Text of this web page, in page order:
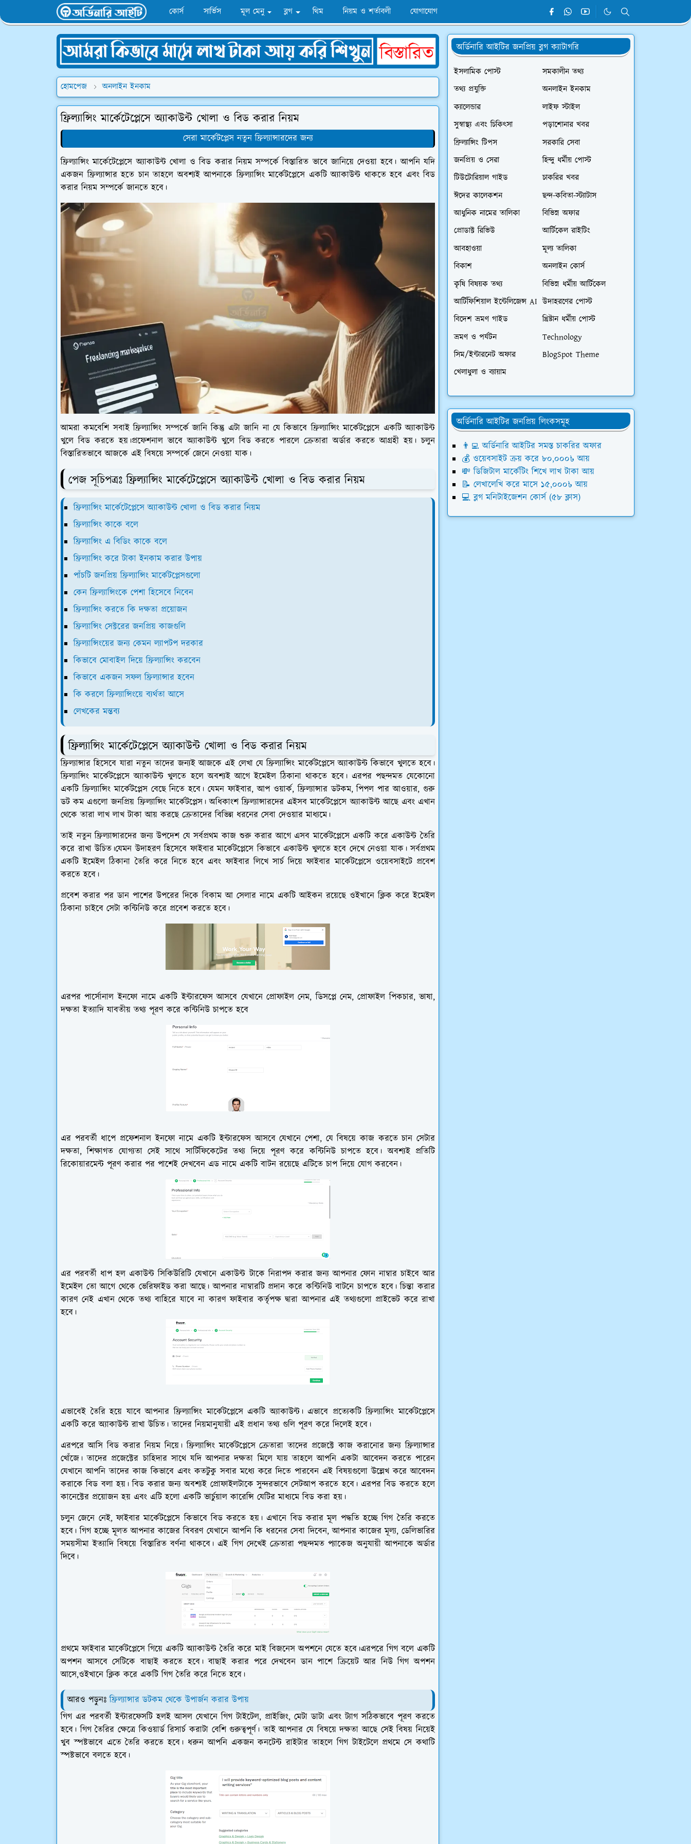
কোর্স সার্ভিস মূল মেনু ব্লগ থিম নিয়ম ও শর্তাবলী যোগাযোগ
হোমপেজ অনলাইন ইনকাম
ফ্রিল্যান্সিং মার্কেটেপ্লেসে অ্যাকাউন্ট খোলা ও বিড করার নিয়ম
সেরা মার্কেটপ্লেস নতুন ফ্রিল্যান্সারদের জন্য
ফ্রিল্যান্সিং মার্কেটেপ্লেসে অ্যাকাউন্ট খোলা ও বিড করার নিয়ম সম্পর্কে বিস্তারিত ভাবে জানিয়ে দেওয়া হবে। আপনি যদি
একজন ফ্রিল্যান্সার হতে চান তাহলে অবশ্যই আপনাকে ফ্রিল্যান্সিং মার্কেটপ্লেসে একটি অ্যাকাউন্ট থাকতে হবে এবং বিড
করার নিয়ম সম্পর্কে জানতে হবে।
আমরা কমবেশি সবাই ফ্রিল্যান্সিং সম্পর্কে জানি কিন্তু এটা জানি না যে কিভাবে ফ্রিল্যান্সিং মার্কেটপ্লেসে একটি অ্যাকাউন্ট
খুলে বিড করতে হয়।প্রফেশনাল ভাবে অ্যাকাউন্ট খুলে বিড করতে পারলে ক্রেতারা অর্ডার করতে আগ্রহী হয়। চলুন
বিস্তারিতভাবে আজকে এই বিষয়ে সম্পর্কে জেনে নেওয়া যাক।
পেজ সূচিপত্রঃ ফ্রিল্যান্সিং মার্কেটেপ্লেসে অ্যাকাউন্ট খোলা ও বিড করার নিয়ম
ফ্রিল্যান্সিং মার্কেটেপ্লেসে অ্যাকাউন্ট খোলা ও বিড করার নিয়ম
ফ্রিল্যান্সিং কাকে বলে
ফ্রিল্যান্সিং এ বিডিং কাকে বলে
ফ্রিল্যান্সিং করে টাকা ইনকাম করার উপায়
পাঁচটি জনপ্রিয় ফ্রিল্যান্সিং মার্কেটপ্লেসগুলো
কেন ফ্রিল্যান্সিংকে পেশা হিসেবে নিবেন
ফ্রিল্যান্সিং করতে কি দক্ষতা প্রয়োজন
ফ্রিল্যান্সিং সেক্টরের জনপ্রিয় কাজগুলি
ফ্রিল্যান্সিংয়ের জন্য কেমন ল্যাপটপ দরকার
কিভাবে মোবাইল দিয়ে ফ্রিল্যান্সিং করবেন
কিভাবে একজন সফল ফ্রিল্যান্সার হবেন
কি করলে ফ্রিল্যান্সিংয়ে ব্যর্থতা আসে
লেখকের মন্তব্য
ফ্রিল্যান্সিং মার্কেটেপ্লেসে অ্যাকাউন্ট খোলা ও বিড করার নিয়ম
ফ্রিল্যান্সার হিসেবে যারা নতুন তাদের জন্যই আজকে এই লেখা যে ফ্রিল্যান্সিং মার্কেটপ্লেসে অ্যাকাউন্ট কিভাবে খুলতে হবে।
ফ্রিল্যান্সিং মার্কেটপ্লেসে অ্যাকাউন্ট খুলতে হলে অবশ্যই আগে ইমেইল ঠিকানা থাকতে হবে। এরপর পছন্দমত যেকোনো
একটি ফ্রিল্যান্সিং মার্কেটপ্লেস বেছে নিতে হবে। যেমন ফাইবার, আপ ওয়ার্ক, ফ্রিল্যান্সার ডটকম, পিপল পার আওয়ার, গুরু
ডট কম এগুলো জনপ্রিয় ফ্রিল্যান্সিং মার্কেটপ্লেস। অধিকাংশ ফ্রিল্যান্সারদের এইসব মার্কেটপ্লেসে অ্যাকাউন্ট আছে এবং এখান
থেকে তারা লাখ লাখ টাকা আয় করছে ক্রেতাদের বিভিন্ন ধরনের সেবা দেওয়ার মাধ্যমে।
তাই নতুন ফ্রিল্যান্সারদের জন্য উপদেশ যে সর্বপ্রথম কাজ শুরু করার আগে এসব মার্কেটপ্লেসে একটি করে একাউন্ট তৈরি
করে রাখা উচিত।যেমন উদাহরণ হিসেবে ফাইবার মার্কেটপ্লেসে কিভাবে একাউন্ট খুলতে হবে দেখে নেওয়া যাক। সর্বপ্রথম
একটি ইমেইল ঠিকানা তৈরি করে নিতে হবে এবং ফাইবার লিখে সার্চ দিয়ে ফাইবার মার্কেটপ্লেসে ওয়েবসাইটে প্রবেশ
করতে হবে।
প্রবেশ করার পর ডান পাশের উপরের দিকে বিকাম আ সেলার নামে একটি আইকন রয়েছে ওইখানে ক্লিক করে ইমেইল
ঠিকানা চাইবে সেটা কন্টিনিউ করে প্রবেশ করতে হবে।
এরপর পার্সোনাল ইনফো নামে একটি ইন্টারফেস আসবে যেখানে প্রোফাইল নেম, ডিসপ্লে নেম, প্রোফাইল পিকচার, ভাষা,
দক্ষতা ইত্যাদি যাবতীয় তথ্য পূরণ করে কন্টিনিউ চাপতে হবে
এর পরবর্তী ধাপে প্রফেশনাল ইনফো নামে একটি ইন্টারফেস আসবে যেখানে পেশা, যে বিষয়ে কাজ করতে চান সেটার
দক্ষতা, শিক্ষাগত যোগ্যতা সেই সাথে সার্টিফিকেটের তথ্য দিয়ে পূরণ করে কন্টিনিউ চাপতে হবে। অবশ্যই প্রতিটি
রিকোয়ারমেন্ট পূরণ করার পর পাশেই দেখবেন এড নামে একটি বাটন রয়েছে এটিতে চাপ দিয়ে যোগ করবেন।
এর পরবর্তী ধাপ হল একাউন্ট সিকিউরিটি যেখানে একাউন্ট টাকে নিরাপদ করার জন্য আপনার ফোন নাম্বার চাইবে আর
ইমেইল তো আগে থেকে ভেরিফাইড করা আছে। আপনার নাম্বারটি প্রদান করে কন্টিনিউ বাটনে চাপতে হবে। চিন্তা করার
কারণ নেই এখান থেকে তথ্য বাহিরে যাবে না কারণ ফাইবার কর্তৃপক্ষ দ্বারা আপনার এই তথ্যগুলো প্রাইভেট করে রাখা
হবে।
এভাবেই তৈরি হয়ে যাবে আপনার ফ্রিল্যান্সিং মার্কেটপ্লেসে একটি অ্যাকাউন্ট। এভাবে প্রত্যেকটি ফ্রিল্যান্সিং মার্কেটপ্লেসে
একটি করে অ্যাকাউন্ট রাখা উচিত। তাদের নিয়মানুযায়ী এই প্রধান তথ্য গুলি পূরণ করে দিলেই হবে।
এরপরে আসি বিড করার নিয়ম নিয়ে। ফ্রিল্যান্সিং মার্কেটপ্লেসে ক্রেতারা তাদের প্রজেক্টে কাজ করানোর জন্য ফ্রিল্যান্সার
খোঁজে। তাদের প্রজেক্টের চাহিদার সাথে যদি আপনার দক্ষতা মিলে যায় তাহলে আপনি একটা আবেদন করতে পারেন
যেখানে আপনি তাদের কাজ কিভাবে এবং কতটুকু সবার মধ্যে করে দিতে পারবেন এই বিষয়গুলো উল্লেখ করে আবেদন
করাকে বিড বলা হয়। বিড করার জন্য অবশ্যই প্রোফাইলটাকে সুন্দরভাবে সেটআপ করতে হবে। এরপর বিড করতে হলে
কানেক্টের প্রয়োজন হয় এবং এটি হলো একটি ভার্চুয়াল কারেন্সি যেটির মাধ্যমে বিড করা হয়।
চলুন জেনে নেই, ফাইবার মার্কেটপ্লেসে কিভাবে বিড করতে হয়। এখানে বিড করার মূল পদ্ধতি হচ্ছে গিগ তৈরি করতে
হবে। গিগ হচ্ছে মূলত আপনার কাজের বিবরণ যেখানে আপনি কি ধরনের সেবা দিবেন, আপনার কাজের মূল্য, ডেলিভারির
সময়সীমা ইত্যাদি বিষয়ে বিস্তারিত বর্ণনা থাকবে। এই গিগ দেখেই ক্রেতারা পছন্দমত প্যাকেজ অনুযায়ী আপনাকে অর্ডার
দিবে।
প্রথমে ফাইবার মার্কেটপ্লেসে গিয়ে একটি অ্যাকাউন্ট তৈরি করে মাই বিজনেস অপশনে যেতে হবে।এরপরে গিগ বলে একটি
অপশন আসবে সেটিকে বাছাই করতে হবে। বাছাই করার পরে দেখবেন ডান পাশে ক্রিয়েট আর নিউ গিগ অপশন
আসে,ওইখানে ক্লিক করে একটি গিগ তৈরি করে নিতে হবে।
আরও পড়ুনঃফ্রিল্যান্সার ডটকম থেকে উপার্জন করার উপায়
গিগ এর পরবর্তী ইন্টারফেসটি হলই আসল যেখানে গিগ টাইটেল, প্রাইজিং, মেটা ডাটা এবং ট্যাগ সঠিকভাবে পূরণ করতে
হবে। গিগ তৈরির ক্ষেত্রে কিওয়ার্ড রিসার্চ করাটা বেশি গুরুত্বপূর্ণ। তাই আপনার যে বিষয়ে দক্ষতা আছে সেই বিষয় নিয়েই
খুব স্পষ্টভাবে এতে তৈরি করতে হবে। ধরুন আপনি একজন কনটেন্ট রাইটার তাহলে গিগ টাইটেলে প্রথমে সে কথাটি
স্পষ্টভাবে বলতে হবে।
অর্ডিনারি আইটির জনপ্রিয় ব্লগ ক্যাটাগরি
ইসলামিক পোস্ট
সমকালীন তথ্য
তথ্য প্রযুক্তি
অনলাইন ইনকাম
ক্যালেন্ডার
লাইফ স্টাইল
সুস্বাস্থ্য এবং চিকিৎসা
পড়াশোনার খবর
ফ্রিল্যান্সিং টিপস
সরকারি সেবা
জনপ্রিয় ও সেরা
হিন্দু ধর্মীয় পোস্ট
টিউটোরিয়াল গাইড
চাকরির খবর
ঈদের কালেকশন
ছন্দ-কবিতা-স্ট্যাটাস
আধুনিক নামের তালিকা
বিভিন্ন অফার
প্রোডাক্ট রিভিউ
আর্টিকেল রাইটিং
আবহাওয়া
মূল্য তালিকা
বিকাশ
অনলাইন কোর্স
কৃষি বিষয়ক তথ্য
বিভিন্ন ধর্মীয় আর্টিকেল
আর্টিফিশিয়াল ইন্টেলিজেন্স AI উদাহরণের পোস্ট
বিদেশ ভ্রমণ গাইড
খ্রিষ্টান ধর্মীয় পোস্ট
ভ্রমণ ও পর্যটন
Technology
সিম/ইন্টারনেট অফার
BlogSpot Theme
খেলাধুলা ও ব্যায়াম
অর্ডিনারি আইটির জনপ্রিয় লিংকসমূহ
👨‍💻 অর্ডিনারি আইটির সমস্ত চাকরির অফার
💰 ওয়েবসাইট ক্রয় করে ৮০,০০০৳ আয়
💸 ডিজিটাল মার্কেটিং শিখে লাখ টাকা আয়
📝 লেখালেখি করে মাসে ১৫,০০০৳ আয়
💻 ব্লগ মনিটাইজেশন কোর্স (৫৮ ক্লাস)